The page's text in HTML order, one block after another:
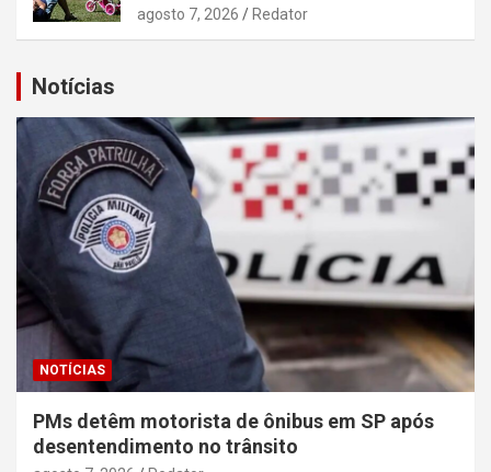
agosto 7, 2026 Redator
Notícias
NOTÍCIAS
PMs detêm motorista de ônibus em SP após
desentendimento no trânsito